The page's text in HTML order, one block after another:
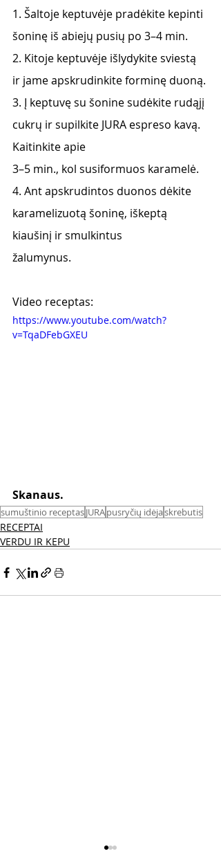
1. Šaltoje keptuvėje pradėkite kepinti
šoninę iš abiejų pusių po 3–4 min.
2. Kitoje keptuvėje išlydykite sviestą
ir jame apskrudinkite forminę duoną.
3. Į keptuvę su šonine sudėkite rudąjį
cukrų ir supilkite JURA espreso kavą.
Kaitinkite apie
3–5 min., kol susiformuos karamelė.
4. Ant apskrudintos duonos dėkite
karamelizuotą šoninę, iškeptą
kiaušinį ir smulkintus
žalumynus.
Video receptas:
https://www.youtube.com/watch?
v=TqaDFebGXEU
Skanaus.
sumuštinio receptasJURApusryčių idėjaskrebutis
RECEPTAI
VERDU IR KEPU